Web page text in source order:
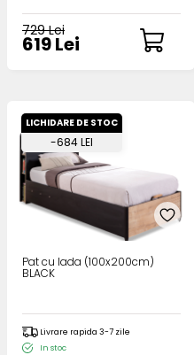
729 Lei
619 Lei
LICHIDARE DE STOC
-684 LEI
Pat cu lada (100x200cm)
BLACK
Livrare rapida 3-7 zile
In stoc